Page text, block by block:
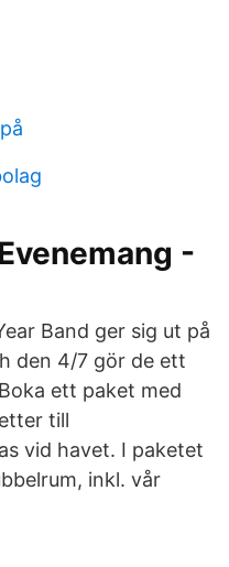
-
Band ger sig ut på
den 4/7 gör de ett
ett paket med
till
vid havet. I paketet
inkl. vår